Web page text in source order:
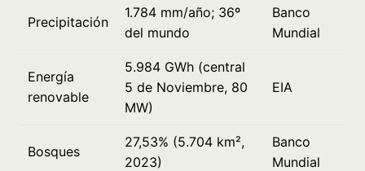
Precipitación
1.784 mm/año; 36º
del mundo
Banco
Mundial
Energía
renovable
5.984 GWh (central
5 de Noviembre, 80
MW)
EIA
Bosques
27,53% (5.704 km²,
2023)
Banco
Mundial